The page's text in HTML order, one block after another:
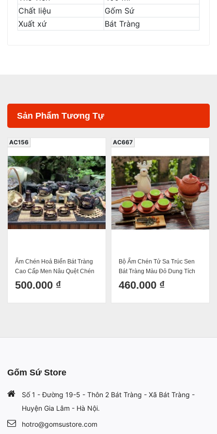
Chất liệu
Gốm Sứ
Xuất xứ
Bát Tràng
Sản Phẩm Tương Tự
Ấm Chén Hoả Biến Bát Tràng
Cao Cấp Men Nâu Quệt Chén
Lòng Hoa Dáng Ba Chân
400ml
500.000 ₫
AC156
Bộ Ấm Chén Tử Sa Trúc Sen
Bát Tràng Màu Đỏ Dung Tích
350ml
460.000 ₫
AC667
Gốm Sứ Store
Số 1 - Đường 19-5 - Thôn 2 Bát Tràng - Xã Bát Tràng -
Huyện Gia Lâm - Hà Nội.
hotro@gomsustore.com